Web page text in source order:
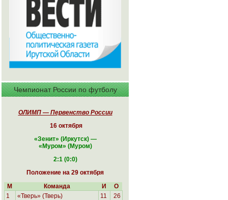
Чемпионат России по футболу
ОЛИМП — Первенство России
16 октября
«Зенит» (Иркутск) —
«Муром» (Муром)
2:1 (0:0)
Положение на 29 октября
М
Команда И
О
1
«Тверь» (Тверь) 11
26